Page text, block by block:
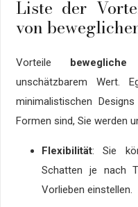
Liste der
von
Vorteile bewegliche
unschätzbarem Wert.
minimalistischen
Formen sind, Sie werden
Flexibilität: Sie
Schatten je nach
Vorlieben einstellen.